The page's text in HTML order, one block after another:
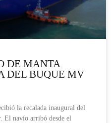
DE MANTA
DEL BUQUE MV
la recalada inaugural del
El navío arribó desde el